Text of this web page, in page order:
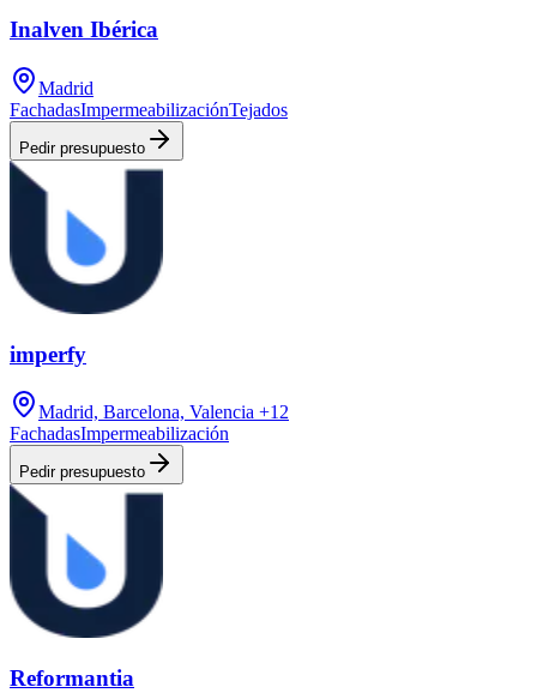
Inalven Ibérica
Madrid
FachadasImpermeabilizaciónTejados
Pedir presupuesto
imperfy
Madrid, Barcelona, Valencia +12
FachadasImpermeabilización
Pedir presupuesto
Reformantia